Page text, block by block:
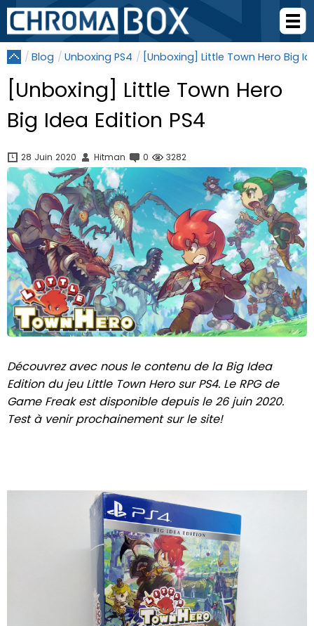
Blog Unboxing PS4 [Unboxing] Little Town Hero Big
[Unboxing] Little Town Hero
Big Idea Edition PS4
28 Juin 2020 Hitman 0 3282
Découvrez avec nous le contenu de la Big Idea
Edition du jeu Little Town Hero sur PS4. Le RPG de
Game Freak est disponible depuis le 26 juin 2020.
Test à venir prochainement sur le site!